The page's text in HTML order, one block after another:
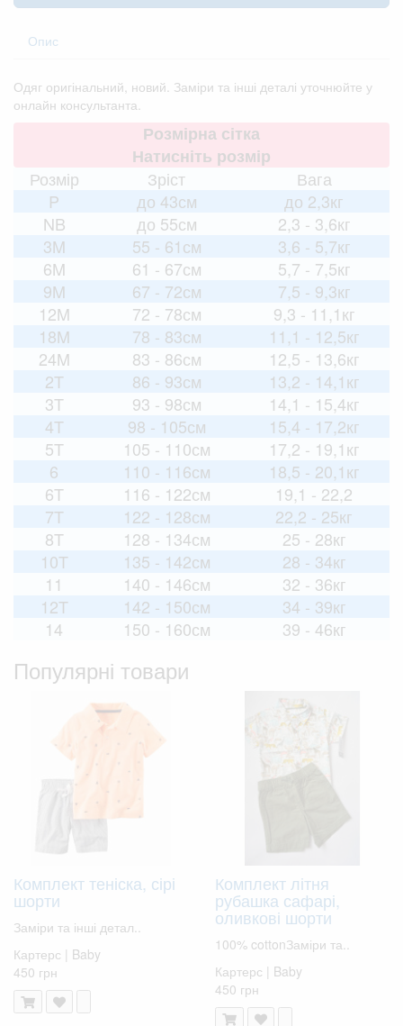
Опис
Одяг оригінальний, новий. Заміри та інші деталі уточнюйте у
онлайн консультанта.
Розмірна сітка
Натисніть розмір
Розмір
Зріст
Вага
P
до 43см
до 2,3кг
NB
до 55см
2,3 - 3,6кг
3M
55 - 61см
3,6 - 5,7кг
6M
61 - 67см
5,7 - 7,5кг
9M
67 - 72см
7,5 - 9,3кг
12M
72 - 78см
9,3 - 11,1кг
18M
78 - 83см
11,1 - 12,5кг
24M
83 - 86см
12,5 - 13,6кг
2T
86 - 93см
13,2 - 14,1кг
3T
93 - 98см
14,1 - 15,4кг
4T
98 - 105см
15,4 - 17,2кг
5T
105 - 110см
17,2 - 19,1кг
6
110 - 116см
18,5 - 20,1кг
6T
116 - 122см
19,1 - 22,2
7T
122 - 128см
22,2 - 25кг
8T
128 - 134см
25 - 28кг
10T
135 - 142см
28 - 34кг
11
140 - 146см
32 - 36кг
12T
142 - 150см
34 - 39кг
14
150 - 160см 39 - 46кг
Популярні товари
Комплект теніска, сірі
шорти
Заміри та інші детал..
Картерс | Baby
450 грн
Комплект літня
рубашка сафарі,
оливкові шорти
100% cottonЗаміри та..
Картерс | Baby
450 грн